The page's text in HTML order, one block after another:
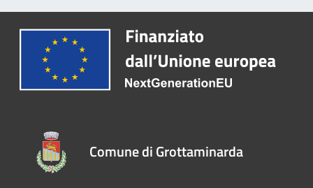
Comune di Grottaminarda